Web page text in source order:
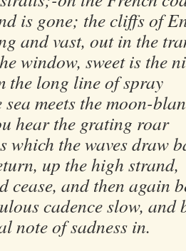
is gone; the cliffs of
and vast, out in the
window, sweet is the
the long line of spray
sea meets the moon-
hear the grating roar
which the waves draw
up the high strand,
cease, and then again
cadence slow, and
note of sadness in.